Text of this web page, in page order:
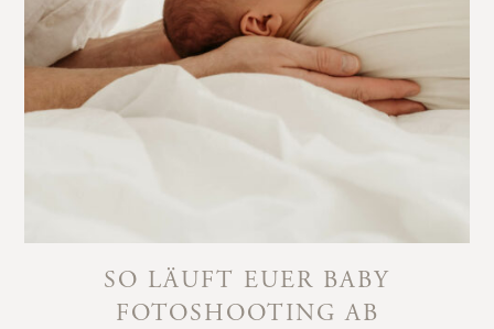
SO LÄUFT EUER BABY
FOTOSHOOTING AB